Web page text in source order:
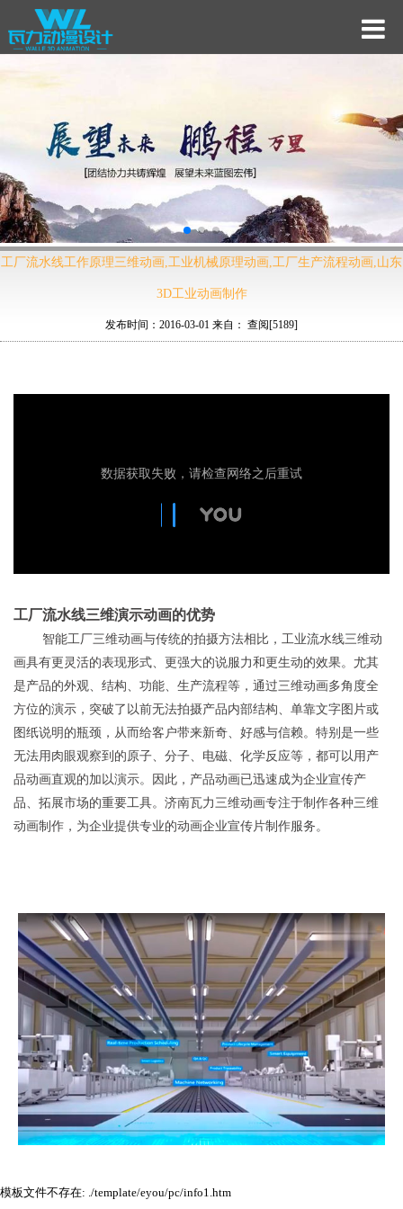
工厂流水线工作原理三维动画,工业机械原理动画,工厂生产流程动画,山东
3D工业动画制作
发布时间：2016-03-01 来自： 查阅[5189]
工厂流水线三维演示动画的优势
智能工厂三维动画与传统的拍摄方法相比，工业流水线三维动
画具有更灵活的表现形式、更强大的说服力和更生动的效果。尤其
是产品的外观、结构、功能、生产流程等，通过三维动画多角度全
方位的演示，突破了以前无法拍摄产品内部结构、单靠文字图片或
图纸说明的瓶颈，从而给客户带来新奇、好感与信赖。特别是一些
无法用肉眼观察到的原子、分子、电磁、化学反应等，都可以用产
品动画直观的加以演示。因此，产品动画已迅速成为企业宣传产
品、拓展市场的重要工具。济南瓦力三维动画专注于制作各种三维
动画制作，为企业提供专业的动画企业宣传片制作服务。
模板文件不存在: ./template/eyou/pc/info1.htm